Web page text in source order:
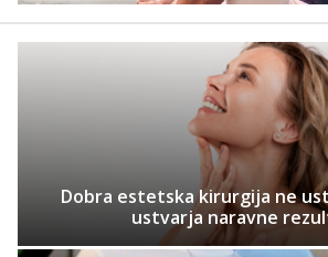
Dobra estetska kirurgija ne
ustvarja naravne